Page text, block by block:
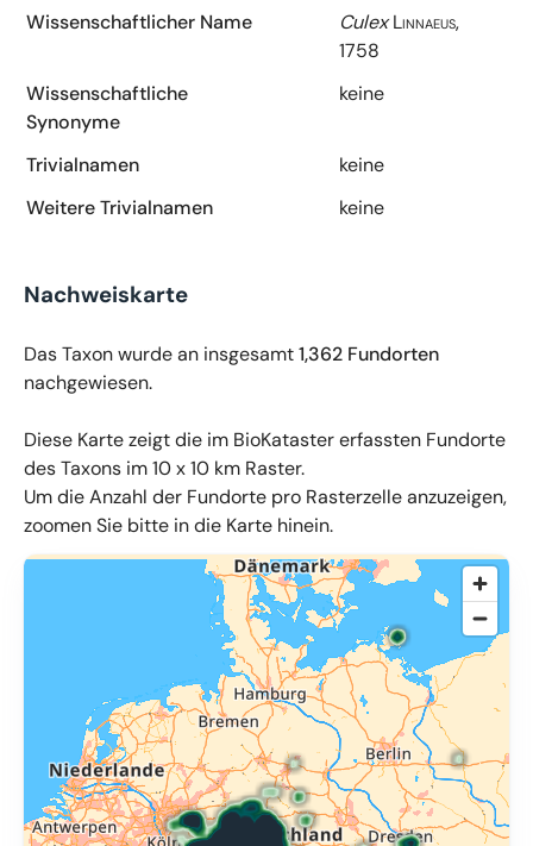
Wissenschaftlicher Name Culex Linnaeus,
1758
Wissenschaftliche
Synonyme
keine
Trivialnamen
keine
Weitere Trivialnamen
keine
Nachweiskarte
Das Taxon wurde an insgesamt1,362 Fundorten
nachgewiesen.
Diese Karte zeigt die im BioKataster erfassten Fundorte
des Taxons im 10 x 10 km Raster.
Um die Anzahl der Fundorte pro Rasterzelle anzuzeigen,
zoomen Sie bitte in die Karte hinein.
© OpenMapTiles OpenStreetMap,34u GmbH